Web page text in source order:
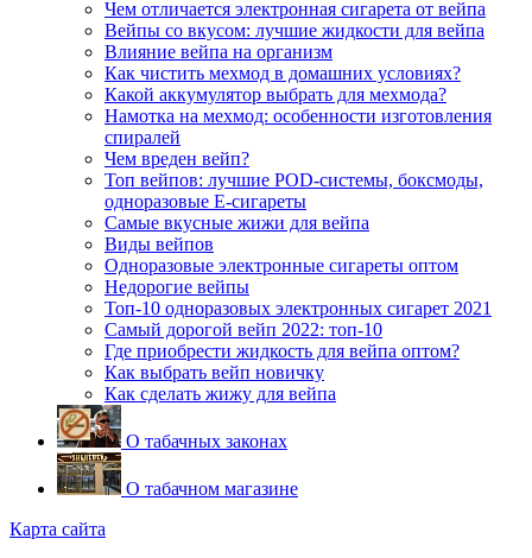
Чем отличается электронная сигарета от вейпа
Вейпы со вкусом: лучшие жидкости для вейпа
Влияние вейпа на организм
Как чистить мехмод в домашних условиях?
Какой аккумулятор выбрать для мехмода?
Намотка на мехмод: особенности изготовления
спиралей
Чем вреден вейп?
Топ вейпов: лучшие POD-системы, боксмоды,
одноразовые E-сигареты
Самые вкусные жижи для вейпа
Виды вейпов
Одноразовые электронные сигареты оптом
Недорогие вейпы
Топ-10 одноразовых электронных сигарет 2021
Самый дорогой вейп 2022: топ-10
Где приобрести жидкость для вейпа оптом?
Как выбрать вейп новичку
Как сделать жижу для вейпа
О табачных законах
О табачном магазине
Карта сайта